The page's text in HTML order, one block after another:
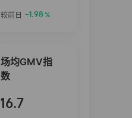
较前日 -1.98 %
场均GMV指
数
16.7